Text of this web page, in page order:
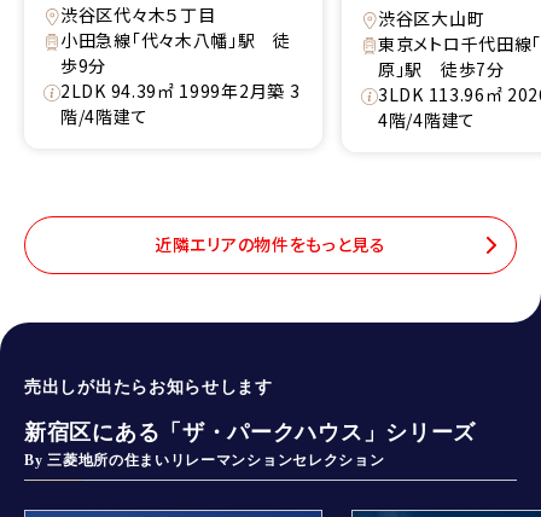
渋谷区代々木５丁目
小田急線「代々木八幡」駅 徒
歩9分
2LDK 94.39㎡ 1999年2月築 3
階/4階建て
渋谷区大山町
東京メトロ千代田線
原」駅 徒歩7分
3LDK 113.96㎡
4階/4階建て
近隣エリアの物件をもっと見る
売出しが出たらお知らせします
新宿区にある「ザ・パークハウス」シリーズ
By 三菱地所の住まいリレーマンションセレクション